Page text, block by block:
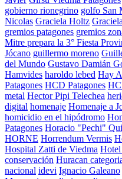
gobierno rionegrino golfo San
Nicolas Graciela Holtz
gremios patagones gremios
Mitre prepara la 3° Fiesta
Jócano guillermo moreno
del Mundo Gustavo Damián
Hamvides haroldo lebed Hay
Patagones HCD Patagones
metal Hector Pipi Telechea
digital homenaje Homenaje a
homicidio en el hipódromo
Patagones Horacio "Pechi"
HORNE Horrendum Vermis
Hospital Zatti de Viedma
conservación Huracan
nacional idevi Ignacio Galeano